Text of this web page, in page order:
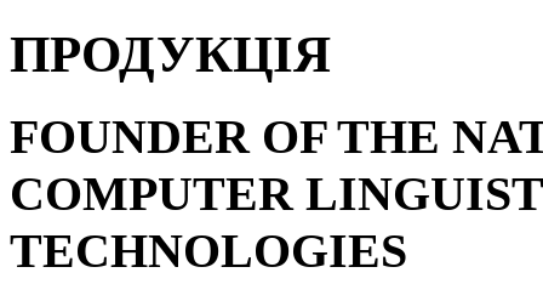
ПРОДУКЦІЯ
FOUNDER OF THE
COMPUTER
TECHNOLOGIES